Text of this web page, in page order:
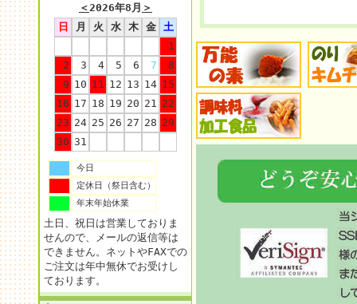
＜2026年8月 ＞
日
月 火 水 木 金
土
1
2
3 4 5 6 7
8
9 10 11 12 13 14 15
16 17 18 19 20 21 22
23 24 25 26 27 28 29
30 31
今日
定休日（祭日含む）
年末年始休業
土日、祝日は営業しておりま
せんので、メールの返信等は
できません。ネットやFAXでの
ご注文は年中無休でお受けし
ております。